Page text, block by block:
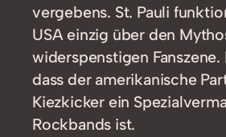
vergebens. St. Pauli
USA einzig über den
widerspenstigen Fanszene.
dass der amerikanische
Kiezkicker ein
Rockbands ist.